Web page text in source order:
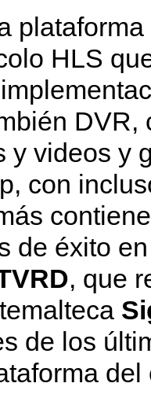
HLS
y videos y
con
de éxito
, que
de los